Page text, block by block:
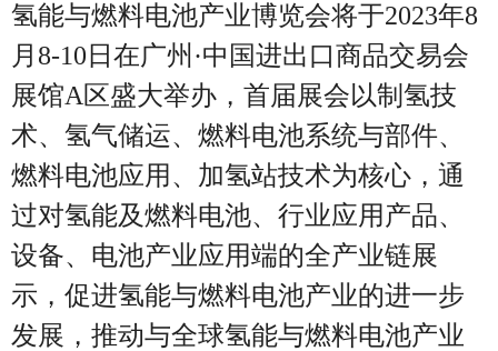
氢能与燃料电池产业博览会将于2023年8
月8-10日在广州·中国进出口商品交易会
展馆A区盛大举办，首届展会以制氢技
术、氢气储运、燃料电池系统与部件、
燃料电池应用、加氢站技术为核心，通
过对氢能及燃料电池、行业应用产品、
设备、电池产业应用端的全产业链展
示，促进氢能与燃料电池产业的进一步
发展，推动与全球氢能与燃料电池产业